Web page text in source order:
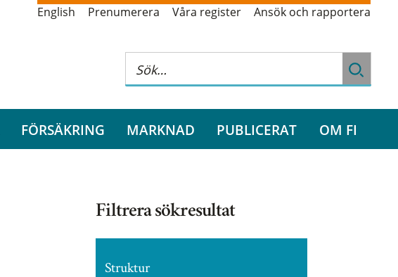
English Prenumerera Våra register Ansök och rapportera
FÖRSÄKRING MARKNAD PUBLICERAT OM FI
Filtrera sökresultat
Struktur